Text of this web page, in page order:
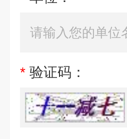
* 验证码：